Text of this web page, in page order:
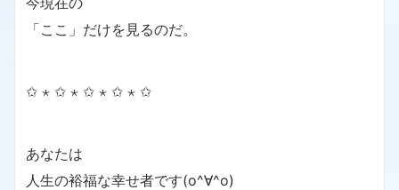
「ここ」だけを見るのだ。
✩ ⋆ ✩ ⋆ ✩ ⋆ ✩ ⋆ ✩
あなたは
人生の裕福な幸せ者です(o^∀^o)